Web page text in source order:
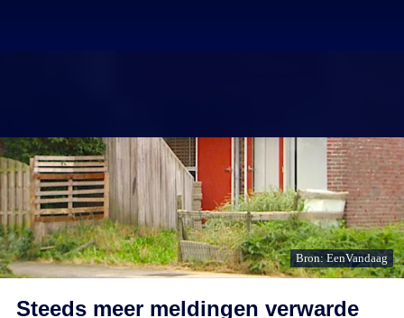
Bron: EenVandaag
Steeds meer meldingen verwarde